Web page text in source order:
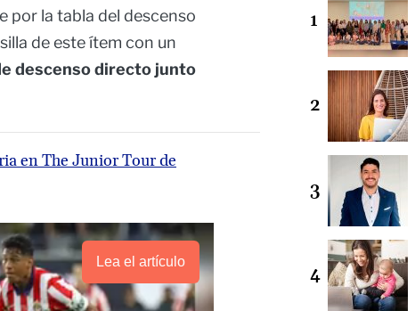
por la tabla del descenso
de este ítem con un
descenso directo junto
en The Junior Tour de
Lea el artículo